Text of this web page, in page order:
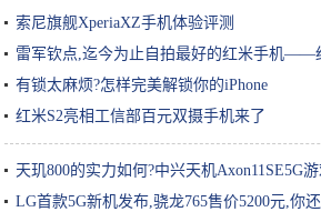
索尼旗舰XperiaXZ手机体验评测
雷军钦点,迄今为止自拍最好的红米手机——
有锁太麻烦?怎样完美解锁你的iPhone
红米S2亮相工信部百元双摄手机来了
天玑800的实力如何?中兴天机Axon11SE5G
LG首款5G新机发布,骁龙765售价5200元,你还